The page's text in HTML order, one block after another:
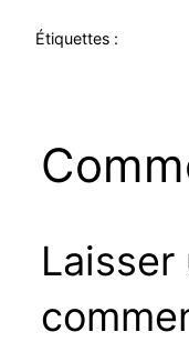
Étiquettes :
Laisser